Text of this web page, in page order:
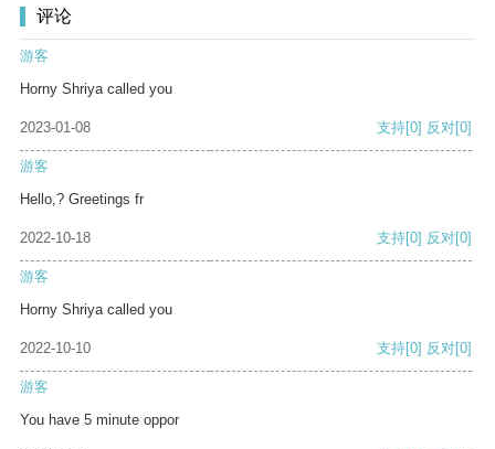
评论
游客
Horny Shriya called you
2023-01-08 支持[0] 反对[0]
游客
Hello,? Greetings fr
2022-10-18 支持[0] 反对[0]
游客
Horny Shriya called you
2022-10-10 支持[0] 反对[0]
游客
You have 5 minute oppor